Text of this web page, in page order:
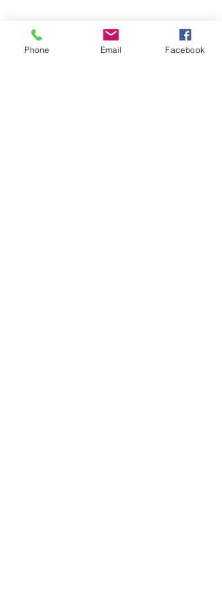
iQdB - I Quaderni del Bardo Edizioni di
Phone Email Facebook